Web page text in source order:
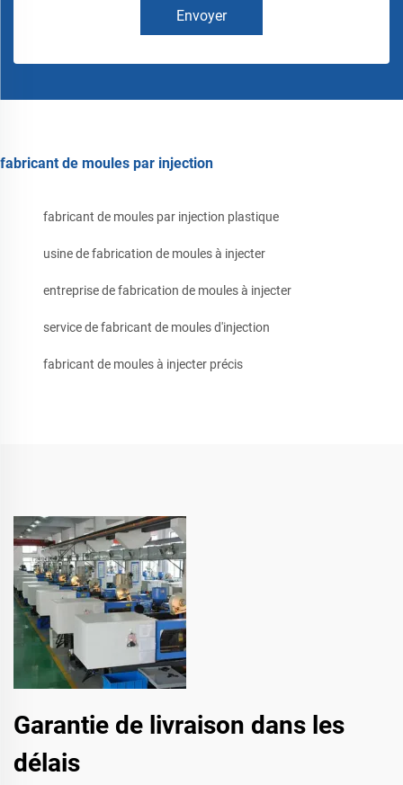
Envoyer
fabricant de moules par injection
fabricant de moules par injection plastique
usine de fabrication de moules à injecter
entreprise de fabrication de moules à injecter
service de fabricant de moules d'injection
fabricant de moules à injecter précis
Garantie de livraison dans les
délais